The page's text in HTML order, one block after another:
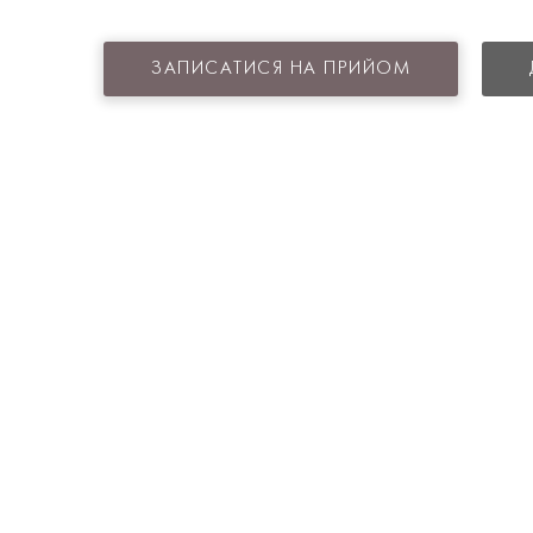
ЗАПИСАТИСЯ НА ПРИЙОМ